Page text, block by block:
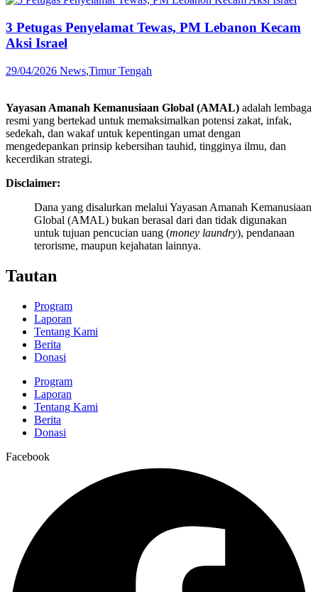
3 Petugas Penyelamat Tewas, PM Lebanon Kecam
Aksi Israel
29/04/2026 News,Timur Tengah
Yayasan Amanah Kemanusiaan Global (AMAL) adalah lembaga
resmi yang bertekad untuk memaksimalkan potensi zakat, infak,
sedekah, dan wakaf untuk kepentingan umat dengan
mengedepankan prinsip kebersihan tauhid, tingginya ilmu, dan
kecerdikan strategi.
Disclaimer:
Dana yang disalurkan melalui Yayasan Amanah Kemanusiaan
Global (AMAL) bukan berasal dari dan tidak digunakan
untuk tujuan pencucian uang (money laundry), pendanaan
terorisme, maupun kejahatan lainnya.
Tautan
Program
Laporan
Tentang Kami
Berita
Donasi
Program
Laporan
Tentang Kami
Berita
Donasi
Facebook